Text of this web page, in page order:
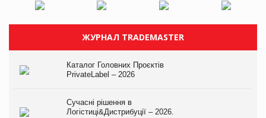
ЖУРНАЛ TRADEMASTER
Каталог Головних Проєктів
PrivateLabel – 2026
Сучасні рішення в
Логістиці&Дистрибуції – 2026.